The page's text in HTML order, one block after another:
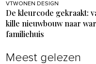
VTWONEN DESIGN
De kleurcode gekraakt:
kille nieuwbouw naar
familiehuis
Meest gelezen